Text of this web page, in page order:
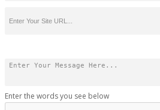
Enter the words you see below